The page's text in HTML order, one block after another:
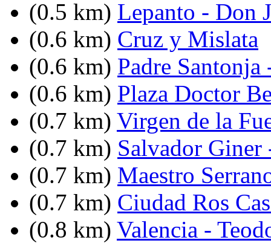
(0.5 km) Lepanto - Don
(0.6 km) Cruz y Mislata
(0.6 km) Padre
(0.6 km) Plaza Doctor
(0.7 km) Virgen de la
(0.7 km) Salvador Giner
(0.7 km) Maestro
(0.7 km) Ciudad Ros
(0.8 km) Valencia -